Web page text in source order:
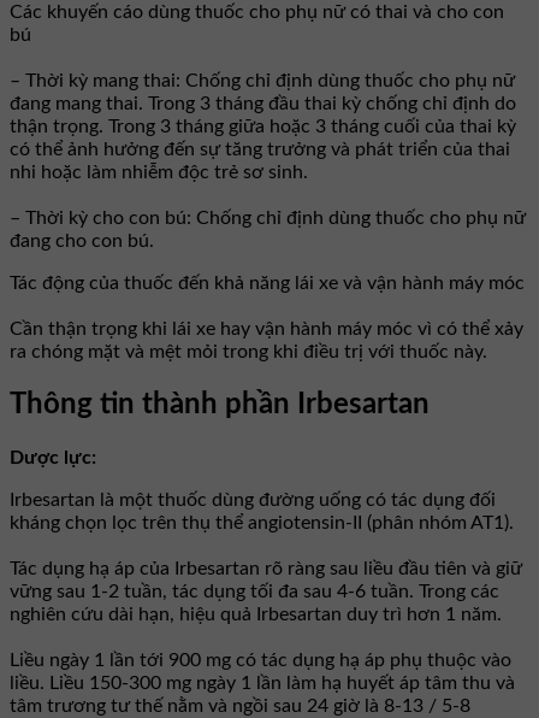
Các khuyến cáo dùng thuốc cho phụ nữ có thai và cho con
bú
– Thời kỳ mang thai: Chống chỉ định dùng thuốc cho phụ nữ
đang mang thai. Trong 3 tháng đầu thai kỳ chống chỉ định do
thận trọng. Trong 3 tháng giữa hoặc 3 tháng cuối của thai kỳ
có thể ảnh hưởng đến sự tăng trưởng và phát triển của thai
nhi hoặc làm nhiễm độc trẻ sơ sinh.
– Thời kỳ cho con bú: Chống chỉ định dùng thuốc cho phụ nữ
đang cho con bú.
Tác động của thuốc đến khả năng lái xe và vận hành máy móc
Cần thận trọng khi lái xe hay vận hành máy móc vì có thể xảy
ra chóng mặt và mệt mỏi trong khi điều trị với thuốc này.
Thông tin thành phần Irbesartan
Dược lực:
Irbesartan là một thuốc dùng đường uống có tác dụng đối
kháng chọn lọc trên thụ thể angiotensin-II (phân nhóm AT1).
Tác dụng hạ áp của Irbesartan rõ ràng sau liều đầu tiên và giữ
vững sau 1-2 tuần, tác dụng tối đa sau 4-6 tuần. Trong các
nghiên cứu dài hạn, hiệu quả Irbesartan duy trì hơn 1 năm.
Liều ngày 1 lần tới 900 mg có tác dụng hạ áp phụ thuộc vào
liều. Liều 150-300 mg ngày 1 lần làm hạ huyết áp tâm thu và
tâm trương tư thế nằm và ngồi sau 24 giờ là 8-13 / 5-8